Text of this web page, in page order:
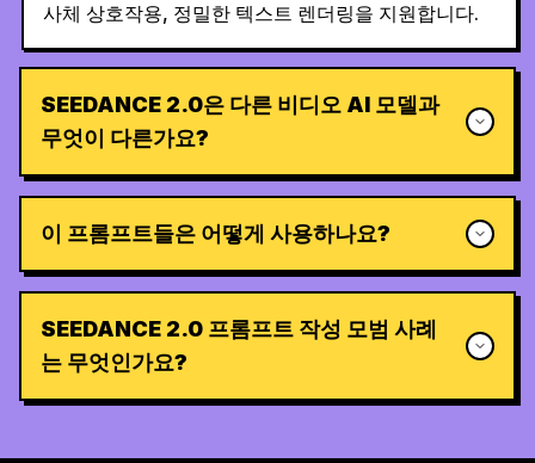
사체 상호작용, 정밀한 텍스트 렌더링을 지원합니다.
SEEDANCE 2.0은 다른 비디오 AI 모델과
무엇이 다른가요?
이 프롬프트들은 어떻게 사용하나요?
SEEDANCE 2.0 프롬프트 작성 모범 사례
는 무엇인가요?